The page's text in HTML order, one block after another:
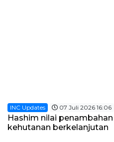
INC Updates 07 Juli 2026 16:06
Hashim nilai
kehutanan berkelanjutan